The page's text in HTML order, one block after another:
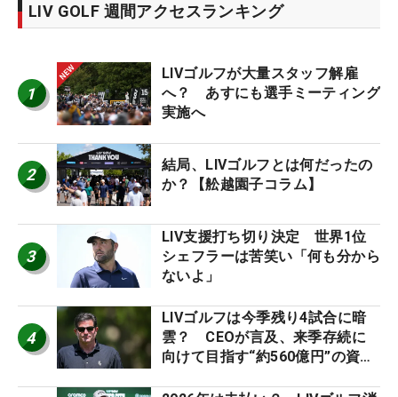
LIV GOLF 週間アクセスランキング
1
LIVゴルフが大量スタッフ解雇
へ？ あすにも選手ミーティング
実施へ
2
結局、LIVゴルフとは何だったの
か？【舩越園子コラム】
3
LIV支援打ち切り決定 世界1位
シェフラーは苦笑い「何も分から
ないよ」
4
LIVゴルフは今季残り4試合に暗
雲？ CEOが言及、来季存続に
向けて目指す“約560億円”の資金